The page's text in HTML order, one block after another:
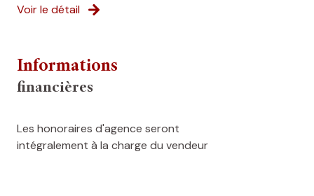
Voir le détail
Informations
financières
Les honoraires d'agence seront
intégralement à la charge du vendeur